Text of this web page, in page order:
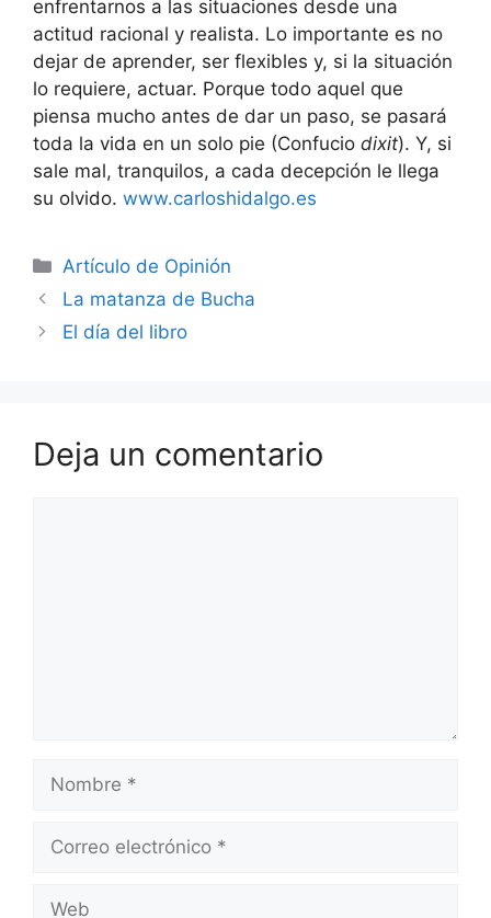
enfrentarnos a las situaciones desde una
actitud racional y realista. Lo importante es no
dejar de aprender, ser flexibles y, si la situación
lo requiere, actuar. Porque todo aquel que
piensa mucho antes de dar un paso, se pasará
toda la vida en un solo pie (Confucio dixit). Y, si
sale mal, tranquilos, a cada decepción le llega
su olvido. www.carloshidalgo.es
Artículo de Opinión
La matanza de Bucha
El día del libro
Deja un comentario